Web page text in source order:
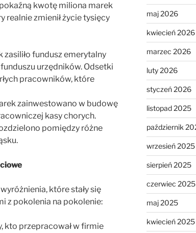
kwotę miliona marek
realnie zmienił życie tysięcy
fundusz emerytalny
urzędników. Odsetki
pracowników, które
zainwestowano w budowę
kasy chorych.
pomiędzy różne
które stały się
z pokolenia na pokolenie:
kto przepracował w firmie
maj 2026
kwiecień 2026
marzec 2026
luty 2026
styczeń 2026
listopad 2025
październik
wrzesień 2025
sierpień 2025
czerwiec 2025
maj 2025
kwiecień 2025